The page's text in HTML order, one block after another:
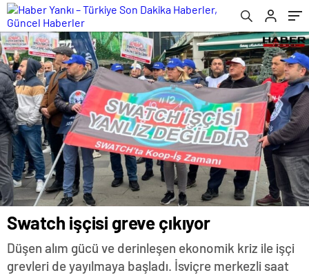
Swatch işçisi greve çıkıyor
Düşen alım gücü ve derinleşen ekonomik kriz ile işçi
grevleri de yayılmaya başladı. İsviçre merkezli saat